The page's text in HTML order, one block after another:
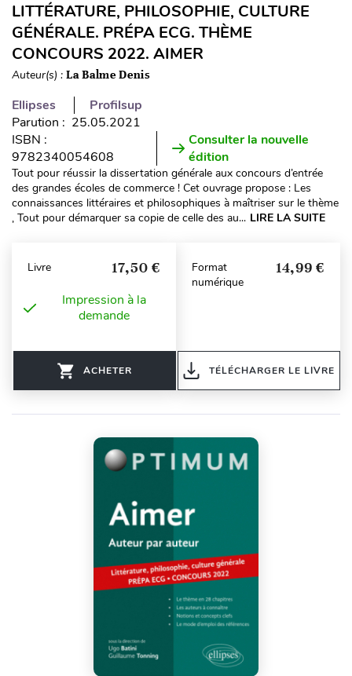
LITTÉRATURE, PHILOSOPHIE, CULTURE
GÉNÉRALE. PRÉPA ECG. THÈME
CONCOURS 2022. AIMER
Auteur(s) : La Balme Denis
Ellipses
Profilsup
Parution : 25.05.2021
ISBN :
9782340054608
Consulter la nouvelle
édition
Tout pour réussir la dissertation générale aux concours d’entrée
des grandes écoles de commerce ! Cet ouvrage propose : Les
connaissances littéraires et philosophiques à maîtriser sur le thème
, Tout pour démarquer sa copie de celle des au... LIRE LA SUITE
Livre 17,50 €
Impression à la
demande
ACHETER
Format
numérique
14,99 €
TÉLÉCHARGER LE LIVRE